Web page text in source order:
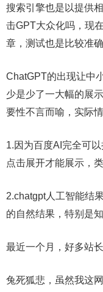
搜索引擎也是以提供
击GPT大众化吗，现
章，测试也是比较准确
ChatGPT的出现让中
少是少了一大幅的展
要性不言而喻，实际
1.因为百度AI完全可
点击展开才能展示，
2.chatgpt人工智能结
的自然结果，特别是
最近一个月，好多站
兔死狐悲，虽然我这